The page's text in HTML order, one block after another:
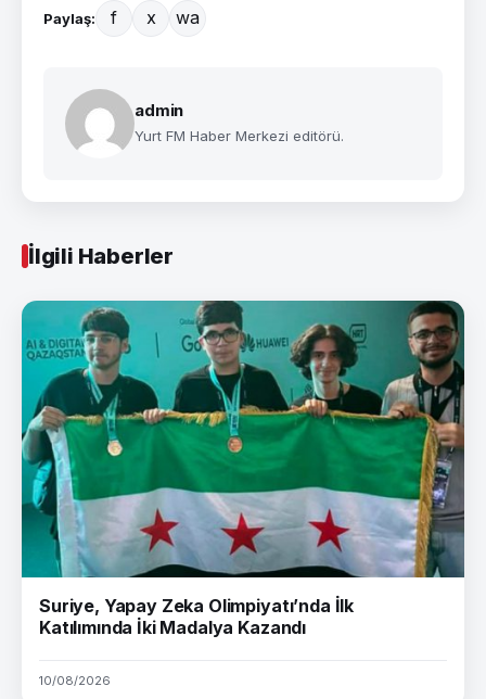
Paylaş: f x wa
admin
Yurt FM Haber Merkezi editörü.
İlgili Haberler
Suriye, Yapay Zeka Olimpiyatı’nda İlk
Katılımında İki Madalya Kazandı
10/08/2026